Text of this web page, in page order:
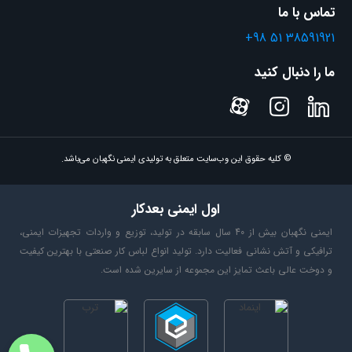
گازهای اسیدی و گازهای فاضلاب (با فیلتر 6003 یا 6006).
رنگ‌کاری صنعتی و خودرو:
حلال‌های شیمیایی.
متصاعد شده از اسیدها و واکنش‌های شیمیایی.
سالن‌های زیبایی و رنگ مو:محافظت آرایشگران در برابر استنشاق
مداوم آمونیاک و مواد دکلره.
پشتیبانی آتش‌نشانی و امداد:در محیط‌های پر از دود و ذرات
معلق (پس از اطفاء حریق).
جمع بندی نهایی:
ماسک ایمنی نیم‌صورت 3M مدل 6200، صرفاً یک هزینه نیست، بلکه یک
شستشو و از همه مهم‌تر، امکان تعویض و انتخاب فیلتر متناسب با نوع
آلودگی، این ماسک را به یکی از اقتصادی‌ترین و حرفه‌ای‌ترین گزینه‌های
تماس با ما
+98 51 38591921
ما را دنبال کنید
© کلیه حقوق این وب‌سایت متعلق به تولیدی ایمنی نگهبان می‌باشد.
اول ایمنی بعدکار
ایمنی نگهبان بیش از 40 سال سابقه در تولید، توزیع و واردات تجهیزات ایمنی،
ترافیکی و آتش نشانی فعالیت دارد. تولید انواع لباس کار صنعتی با بهترین کیفیت
و دوخت عالی باعث تمایز این مجموعه از سایرین شده است.